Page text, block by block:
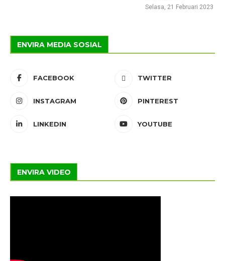
Selasa, 21 Februari 2023
ENVIRA MEDIA SOSIAL
FACEBOOK TWITTER
INSTAGRAM PINTEREST
LINKEDIN YOUTUBE
ENVIRA VIDEO